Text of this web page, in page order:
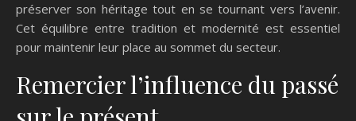
préserver son héritage tout en se tournant vers l’avenir.
Cet équilibre entre tradition et modernité est essentiel
pour maintenir leur place au sommet du secteur.
Remercier l’influence du passé